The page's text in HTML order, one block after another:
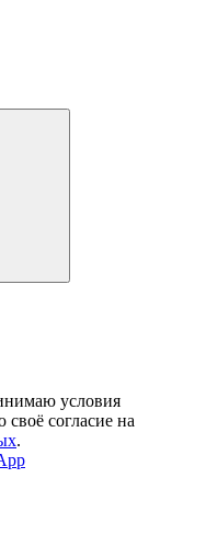
условия
своё согласие на
.